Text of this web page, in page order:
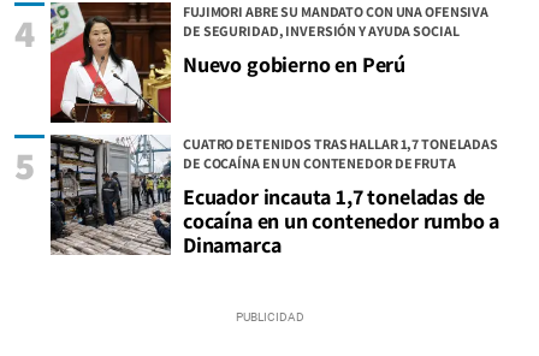
FUJIMORI ABRE SU MANDATO CON UNA OFENSIVA
DE SEGURIDAD, INVERSIÓN Y AYUDA SOCIAL
Nuevo gobierno en Perú
4
CUATRO DETENIDOS TRAS HALLAR 1,7 TONELADAS
DE COCAÍNA EN UN CONTENEDOR DE FRUTA
Ecuador incauta 1,7 toneladas de
cocaína en un contenedor rumbo a
Dinamarca
5